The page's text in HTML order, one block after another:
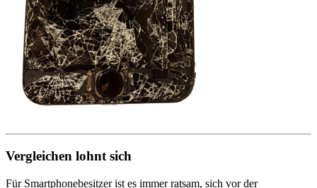
Vergleichen lohnt sich
Für Smartphonebesitzer ist es immer ratsam, sich vor der